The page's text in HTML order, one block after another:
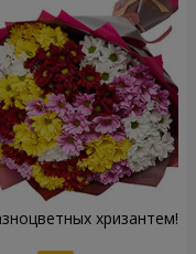
хризантем!